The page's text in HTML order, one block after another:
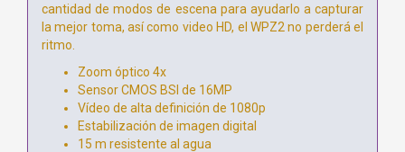
cantidad de modos de escena para ayudarlo a capturar
la mejor toma, así como video HD, el WPZ2 no perderá el
ritmo.
Zoom óptico 4x
Sensor CMOS BSI de 16MP
Vídeo de alta definición de 1080p
Estabilización de imagen digital
15 m resistente al agua